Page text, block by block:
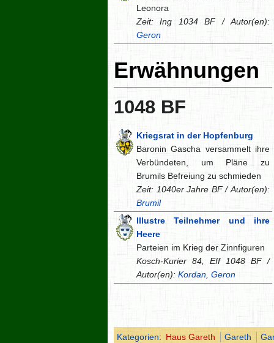
Leonora
Zeit: Ing 1034 BF / Autor(en):
Geron
Erwähnungen
1048 BF
Kriegsrat in der Hopfenburg
Baronin Gascha versammelt ihre
Verbündeten, um Pläne zu
Brumils Befreiung zu schmieden
Zeit: 1040er Jahre BF / Autor(en):
Brumil
Illustre Teilnehmer und ihre
Heere
Parteien im Krieg der Zinnfiguren
Kosch-Kurier 84, Eff 1048 BF /
Autor(en): Kordan, Geron
Kategorien: Haus Gareth Gareth